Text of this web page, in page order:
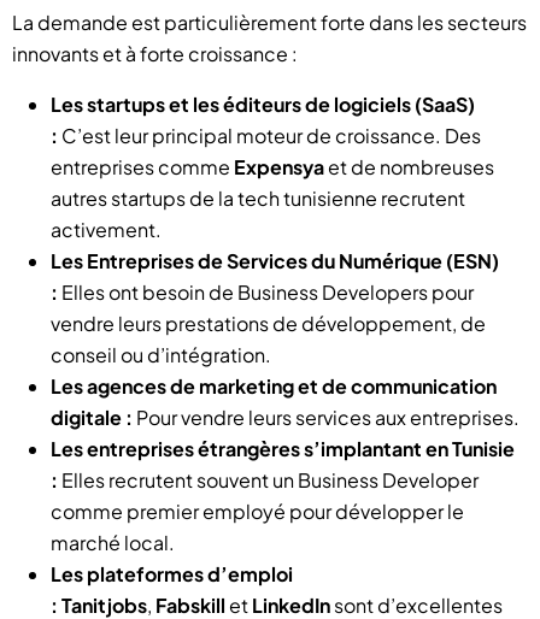
La demande est particulièrement forte dans les secteurs
innovants et à forte croissance :
Les startups et les éditeurs de logiciels (SaaS)
: C’est leur principal moteur de croissance. Des
entreprises comme Expensyaet de nombreuses
autres startups de la tech tunisienne recrutent
activement.
Les Entreprises de Services du Numérique (ESN)
: Elles ont besoin de Business Developers pour
vendre leurs prestations de développement, de
conseil ou d’intégration.
Les agences de marketing et de communication
digitale : Pour vendre leurs services aux entreprises.
Les entreprises étrangères s’implantant en Tunisie
: Elles recrutent souvent un Business Developer
comme premier employé pour développer le
marché local.
Les plateformes d’emploi
: Tanitjobs, FabskilletLinkedInsont d’excellentes